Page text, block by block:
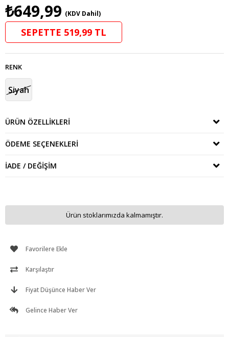
₺649,99 (KDV Dahil)
SEPETTE 519,99 TL
RENK
Siyah
ÜRÜN ÖZELLIKLERI
ÖDEME SEÇENEKLERI
İADE / DEĞIŞIM
Ürün stoklarımızda kalmamıştır.
Favorilere Ekle
Karşılaştır
Fiyat Düşünce Haber Ver
Gelince Haber Ver